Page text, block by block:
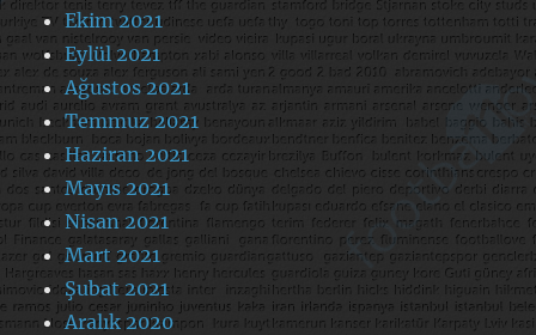
Ekim 2021
Eylül 2021
Ağustos 2021
Temmuz 2021
Haziran 2021
Mayıs 2021
Nisan 2021
Mart 2021
Şubat 2021
Aralık 2020